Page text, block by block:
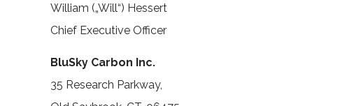
William („Will“) Hessert
Chief Executive Officer
BluSky Carbon Inc.
35 Research Parkway,